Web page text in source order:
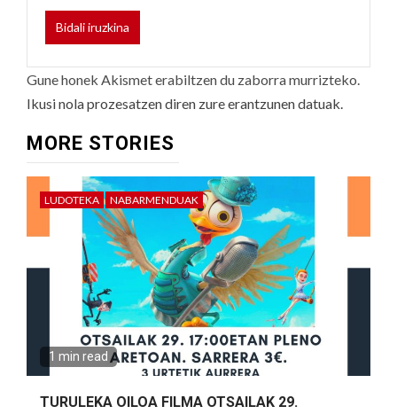
Gune honek Akismet erabiltzen du zaborra murrizteko.
Ikusi nola prozesatzen diren zure erantzunen datuak.
MORE STORIES
LUDOTEKA NABARMENDUAK
1 min read
TURULEKA OILOA FILMA OTSAILAK 29.